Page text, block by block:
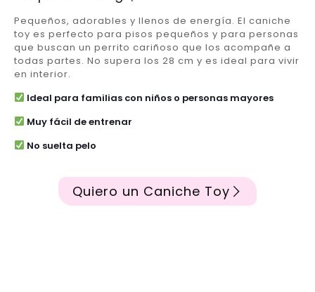
Pequeños, adorables y llenos de energía. El caniche
toy es perfecto para pisos pequeños y para personas
que buscan un perrito cariñoso que los acompañe a
todas partes. No supera los 28 cm y es ideal para vivir
en interior.
Ideal para familias con niños o personas mayores
Muy fácil de entrenar
No suelta pelo
Quiero un Caniche Toy